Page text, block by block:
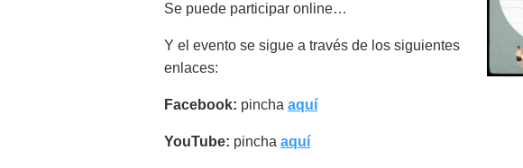
Se puede participar online…
Y el evento se sigue a través de los siguientes
enlaces:
Facebook: pincha aquí
YouTube: pincha aquí